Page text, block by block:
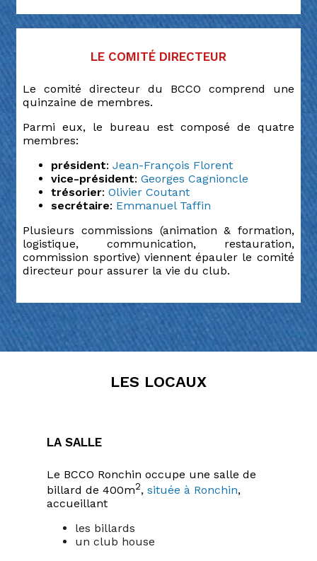
Le comité directeur
Le comité directeur du BCCO comprend une
quinzaine de membres.
Parmi eux, le bureau est composé de quatre
membres:
président:Jean-François Florent
vice-président:Georges Cagnioncle
trésorier:Olivier Coutant
secrétaire: Emmanuel Taffin
Plusieurs commissions (animation & formation,
logistique, communication, restauration,
commission sportive) viennent épauler le comité
directeur pour assurer la vie du club.
Les locaux
La salle
Le BCCO Ronchin occupe une salle de
billard de 400m2, située à Ronchin,
accueillant
les billards
un club house